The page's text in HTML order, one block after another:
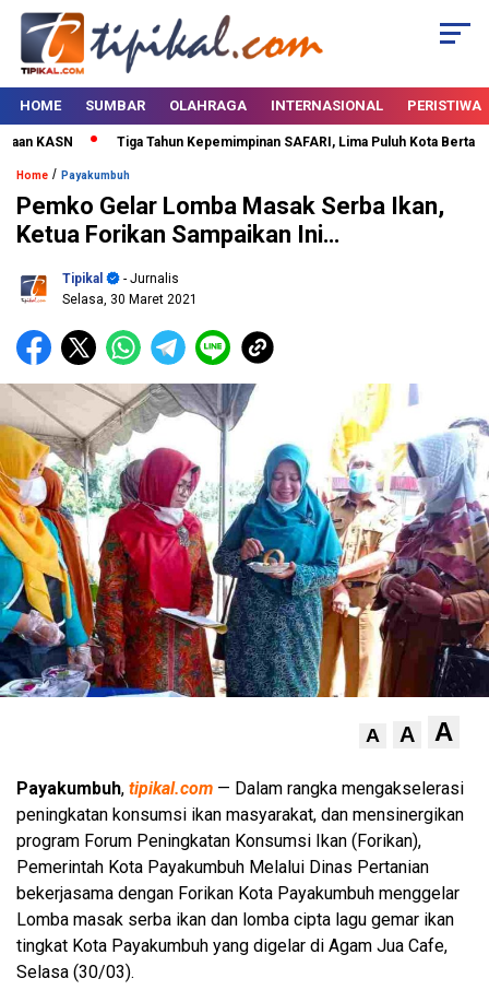
HOME SUMBAR OLAHRAGA INTERNASIONAL PERISTIWA
KASN Tiga Tahun Kepemimpinan SAFARI, Lima Puluh Kota Bertabur
Home / Payakumbuh
Pemko Gelar Lomba Masak Serba Ikan,
Ketua Forikan Sampaikan Ini…
Tipikal
- Jurnalis
Selasa, 30 Maret 2021
A A A
Payakumbuh, tipikal.com — Dalam rangka mengakselerasi
peningkatan konsumsi ikan masyarakat, dan mensinergikan
program Forum Peningkatan Konsumsi Ikan (Forikan),
Pemerintah Kota Payakumbuh Melalui Dinas Pertanian
bekerjasama dengan Forikan Kota Payakumbuh menggelar
Lomba masak serba ikan dan lomba cipta lagu gemar ikan
tingkat Kota Payakumbuh yang digelar di Agam Jua Cafe,
Selasa (30/03).